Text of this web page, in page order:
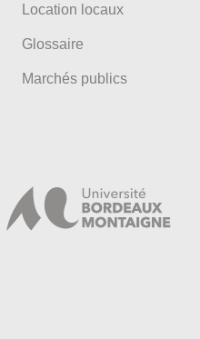
Location locaux
Glossaire
Marchés publics